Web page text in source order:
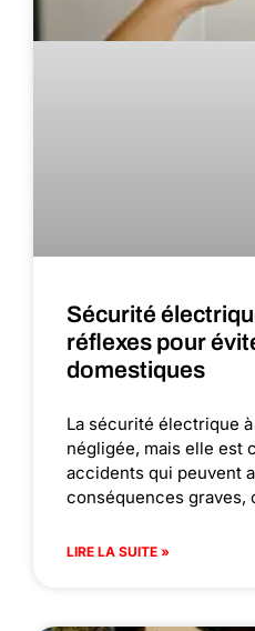
Sécurité
réflexes pour
domestiques
La sécurité électrique
négligée, mais elle est
accidents qui peuvent
conséquences graves,
LIRE LA SUITE »